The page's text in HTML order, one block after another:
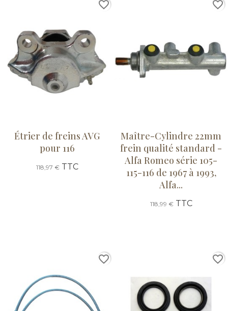
Étrier de freins AVG
pour 116
118,97 €TTC
favorite_border
Maître-Cylindre 22mm
frein qualité standard -
Alfa Romeo série 105-
115-116 de 1967 à 1993,
Alfa...
118,99 €TTC
favorite_border
favorite_border favorite_border